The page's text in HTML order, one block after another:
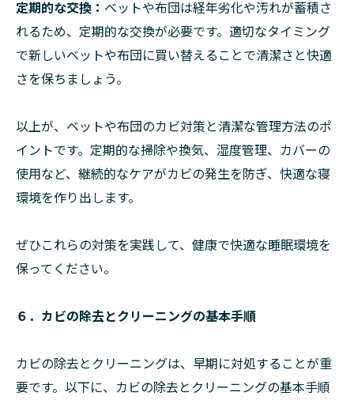
定期的な交換： ベットや布団は経年劣化や汚れが蓄積さ
れるため、定期的な交換が必要です。適切なタイミング
で新しいベットや布団に買い替えることで清潔さと快適
さを保ちましょう。
以上が、ベットや布団のカビ対策と清潔な管理方法のポ
イントです。定期的な掃除や換気、湿度管理、カバーの
使用など、継続的なケアがカビの発生を防ぎ、快適な寝
環境を作り出します。
ぜひこれらの対策を実践して、健康で快適な睡眠環境を
保ってください。
６．カビの除去とクリーニングの基本手順
カビの除去とクリーニングは、早期に対処することが重
要です。以下に、カビの除去とクリーニングの基本手順